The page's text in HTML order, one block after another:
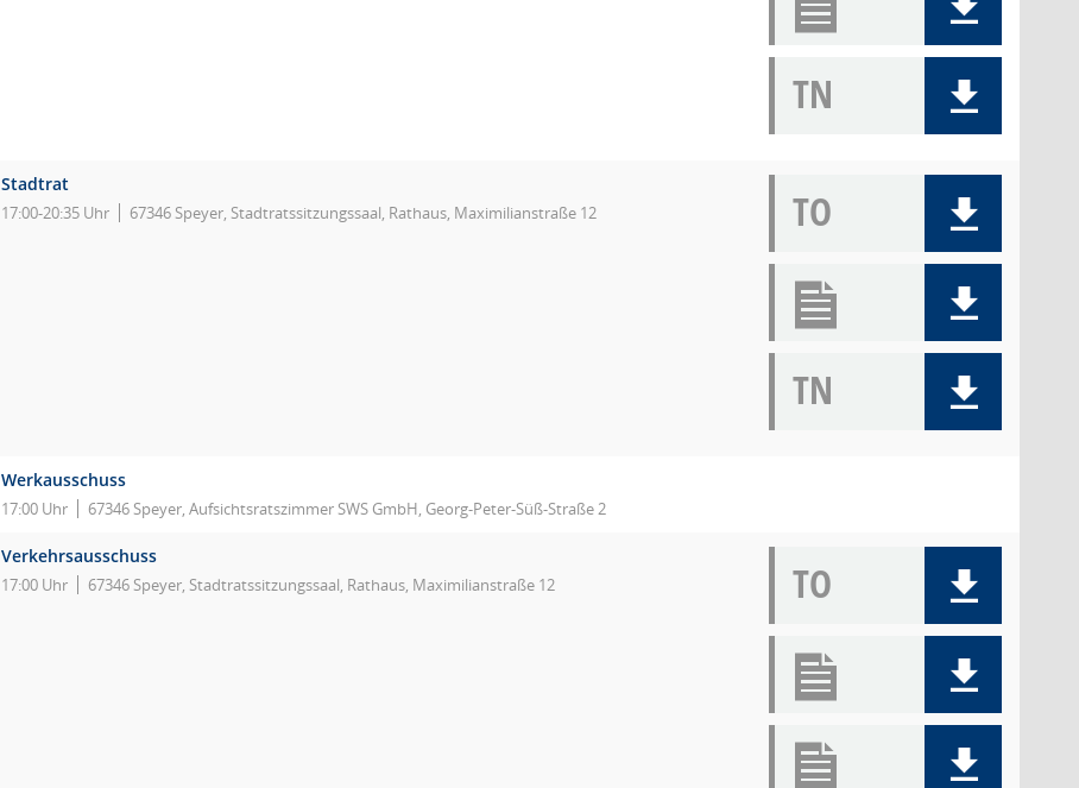
TN
Stadtrat
17:00-20:35 Uhr 67346 Speyer, Stadtratssitzungssaal, Rathaus, Maximilianstraße 12 TO
TN
Werkausschuss
17:00 Uhr 67346 Speyer, Aufsichtsratszimmer SWS GmbH, Georg-Peter-Süß-Straße 2
Verkehrsausschuss
17:00 Uhr 67346 Speyer, Stadtratssitzungssaal, Rathaus, Maximilianstraße 12 TO